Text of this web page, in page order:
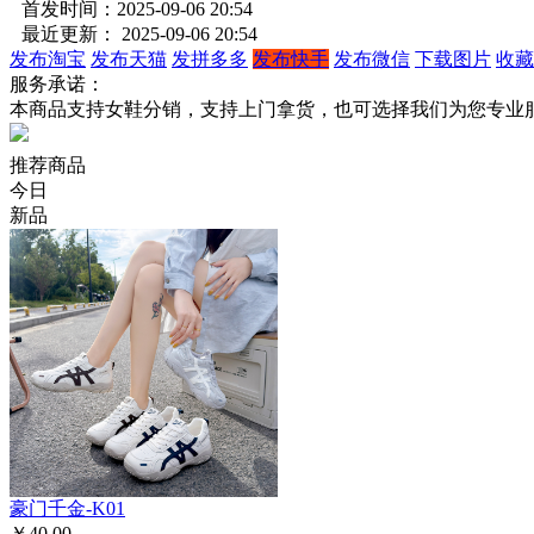
首发时间：2025-09-06 20:54
最近更新： 2025-09-06 20:54
发布淘宝 发布天猫 发拼多多 发布快手 发布微信 下载图片 收
服务承诺：
本商品支持女鞋分销，支持上门拿货，也可选择我们为您专业
推荐商品
今日
新品
豪门千金-K01